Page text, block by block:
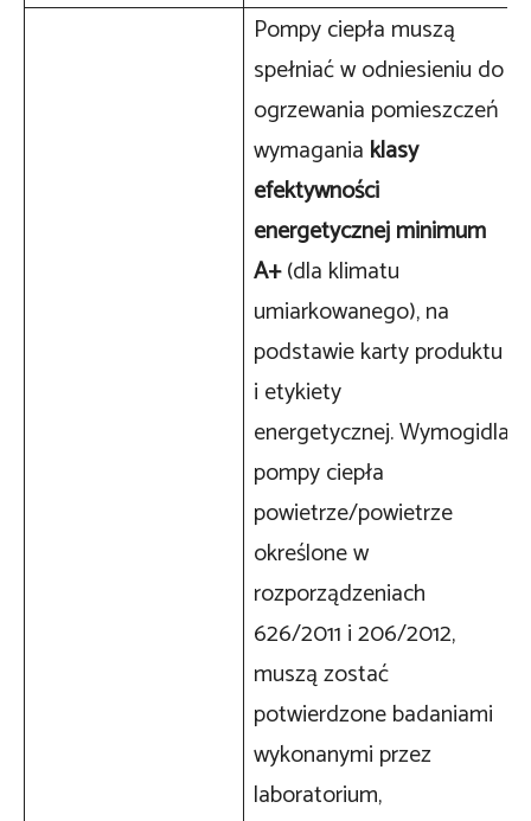
Pompy ciepła muszą
spełniać w odniesieniu do
ogrzewania pomieszczeń
wymagania klasy
efektywności
energetycznej minimum
A+(dla klimatu
umiarkowanego),na
podstawie karty produktu
i etykiety
energetycznej. Wymogidla
pompy ciepła
powietrze/powietrze
określone w
rozporządzeniach
626/2011 i 206/2012,
muszą zostać
potwierdzone badaniami
wykonanymi przez
laboratorium,